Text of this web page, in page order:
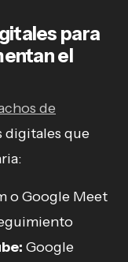
para
el
de
digitales que
o Google Meet
Google